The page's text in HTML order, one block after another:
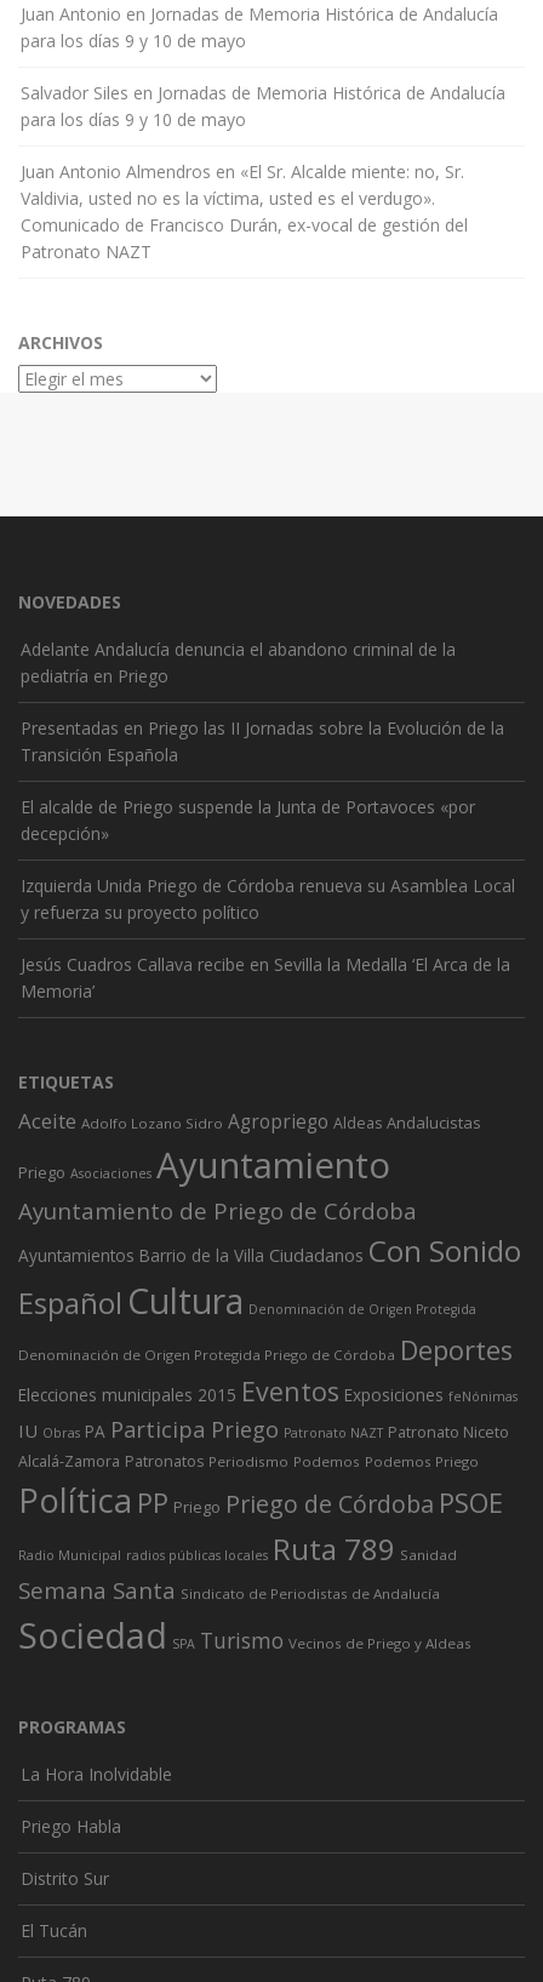
Juan Antonio en Jornadas de Memoria Histórica de Andalucía
para los días 9 y 10 de mayo
Salvador Siles en Jornadas de Memoria Histórica de Andalucía
para los días 9 y 10 de mayo
Juan Antonio Almendros en «El Sr. Alcalde miente: no, Sr.
Valdivia, usted no es la víctima, usted es el verdugo».
Comunicado de Francisco Durán, ex-vocal de gestión del
Patronato NAZT
ARCHIVOS
Archivos
NOVEDADES
Adelante Andalucía denuncia el abandono criminal de la
pediatría en Priego
Presentadas en Priego las II Jornadas sobre la Evolución de la
Transición Española
El alcalde de Priego suspende la Junta de Portavoces «por
decepción»
Izquierda Unida Priego de Córdoba renueva su Asamblea Local
y refuerza su proyecto político
Jesús Cuadros Callava recibe en Sevilla la Medalla ‘El Arca de la
Memoria’
ETIQUETAS
Aceite Adolfo Lozano Sidro Agropriego Aldeas Andalucistas
Priego Asociaciones Ayuntamiento
Ayuntamiento de Priego de Córdoba
Ayuntamientos Barrio de la Villa Ciudadanos Con Sonido
Español Cultura Denominación de Origen Protegida
Denominación de Origen Protegida Priego de Córdoba Deportes
Elecciones municipales 2015 Eventos Exposiciones feNónimas
IU Obras PA Participa Priego Patronato NAZT Patronato Niceto
Alcalá-Zamora Patronatos Periodismo Podemos Podemos Priego
Política PP Priego Priego de Córdoba PSOE
Radio Municipal radios públicas locales Ruta 789 Sanidad
Semana Santa Sindicato de Periodistas de Andalucía
Sociedad SPA Turismo Vecinos de Priego y Aldeas
PROGRAMAS
La Hora Inolvidable
Priego Habla
Distrito Sur
El Tucán